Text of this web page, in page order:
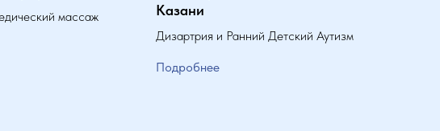
массаж
Казани
Дизартрия и Ранний Детский Аутизм
Подробнее